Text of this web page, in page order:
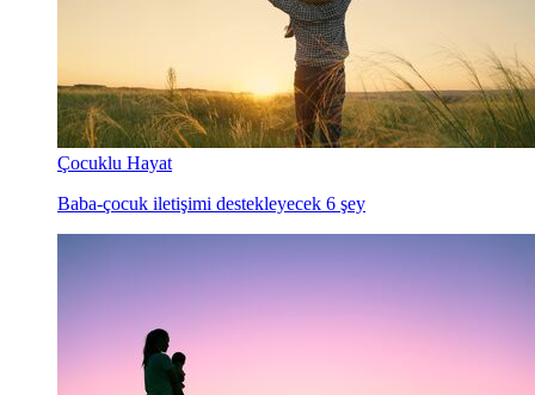
Çocuklu Hayat
Baba-çocuk iletişimi destekleyecek 6 şey